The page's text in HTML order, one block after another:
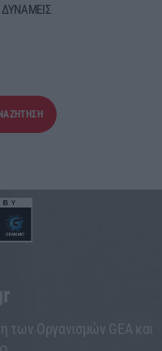
ΔΥΝΑΜΕΙΣ
των Οργανισμών GEA και